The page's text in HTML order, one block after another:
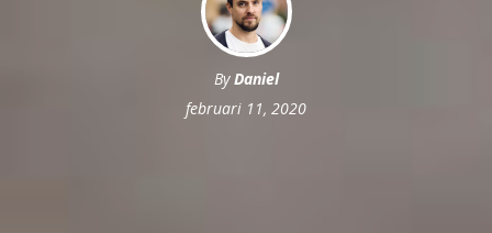
ByDaniel
februari 11, 2020